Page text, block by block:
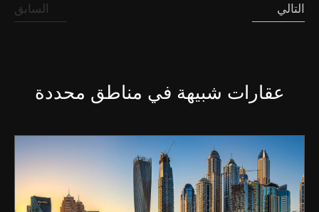
السابق التالي
عقارات شبيهة في مناطق محددة